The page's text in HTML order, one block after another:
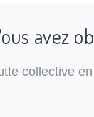
avez
collective